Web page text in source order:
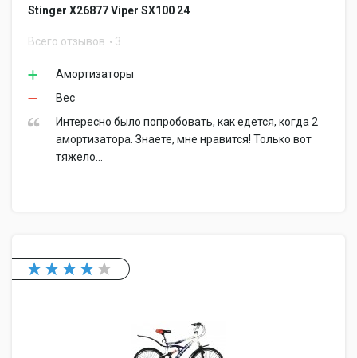
Stinger Х26877 Viper SX100 24
Всего отзывов 3
Амортизаторы
Вес
Интересно было попробовать, как едется, когда 2
амортизатора. Знаете, мне нравится! Только вот
тяжело...